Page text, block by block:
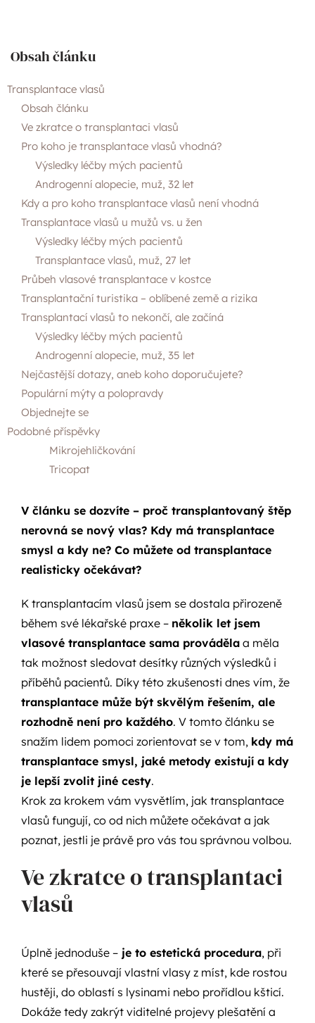
Obsah článku
Transplantace vlasů
Obsah článku
Ve zkratce o transplantaci vlasů
Pro koho je transplantace vlasů vhodná?
Výsledky léčby mých pacientů
Androgenní alopecie, muž, 32 let
Kdy a pro koho transplantace vlasů není vhodná
Transplantace vlasů u mužů vs. u žen
Výsledky léčby mých pacientů
Transplantace vlasů, muž, 27 let
Průbeh vlasové transplantace v kostce
Transplantační turistika – oblíbené země a rizika
Transplantací vlasů to nekončí, ale začíná
Výsledky léčby mých pacientů
Androgenní alopecie, muž, 35 let
Nejčastější dotazy, aneb koho doporučujete?
Populární mýty a polopravdy
Objednejte se
Podobné příspěvky
Mikrojehličkování
Tricopat
V článku se dozvíte – proč transplantovaný štěp
nerovná se nový vlas? Kdy má transplantace
smysl a kdy ne? Co můžete od transplantace
realisticky očekávat?
K transplantacím vlasů jsem se dostala přirozeně
během své lékařské praxe – několik let jsem
vlasové transplantace sama provádělaa měla
tak možnost sledovat desítky různých výsledků i
příběhů pacientů. Díky této zkušenosti dnes vím, že
transplantace může být skvělým řešením, ale
rozhodně není pro každého. V tomto článku se
snažím lidem pomoci zorientovat se v tom, kdy má
transplantace smysl, jaké metody existují a kdy
je lepší zvolit jiné cesty.
Krok za krokem vám vysvětlím, jak transplantace
vlasů fungují, co od nich můžete očekávat a jak
poznat, jestli je právě pro vás tou správnou volbou.
Ve zkratce o transplantaci
vlasů
Úplně jednoduše –je to estetická procedura, při
které se přesouvají vlastní vlasy z míst, kde rostou
hustěji, do oblastí s lysinami nebo prořídlou kšticí.
Dokáže tedy zakrýt viditelné projevy plešatění a